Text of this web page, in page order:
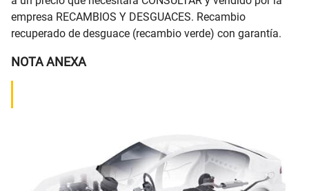
empresa RECAMBIOS Y DESGUACES. Recambio
recuperado de desguace (recambio verde) con garantía.
NOTA ANEXA